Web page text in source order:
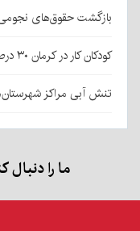
بازگشت حقوق‌های نجومی
کودکان کار در کرمان ۳۰ درصد کمتر شدند
تنش آبی مراکز
ما را دنبال